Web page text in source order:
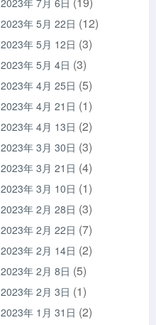
2023年 7月 6日
2023年 5月 22日 (12)
2023年 5月 12日 (3)
2023年 5月 4日 (3)
2023年 4月 25日 (5)
2023年 4月 21日 (1)
2023年 4月 13日 (2)
2023年 3月 30日 (3)
2023年 3月 21日 (4)
2023年 3月 10日 (1)
2023年 2月 28日 (3)
2023年 2月 22日 (7)
2023年 2月 14日 (2)
2023年 2月 8日 (5)
2023年 2月 3日 (1)
2023年 1月 31日 (2)